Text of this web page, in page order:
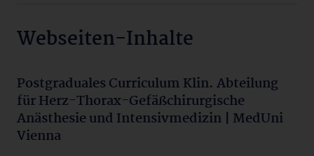
Webseiten-Inhalte
Postgraduales Curriculum Klin. Abteilung
für Herz-Thorax-Gefäßchirurgische
Anästhesie und Intensivmedizin | MedUni
Vienna